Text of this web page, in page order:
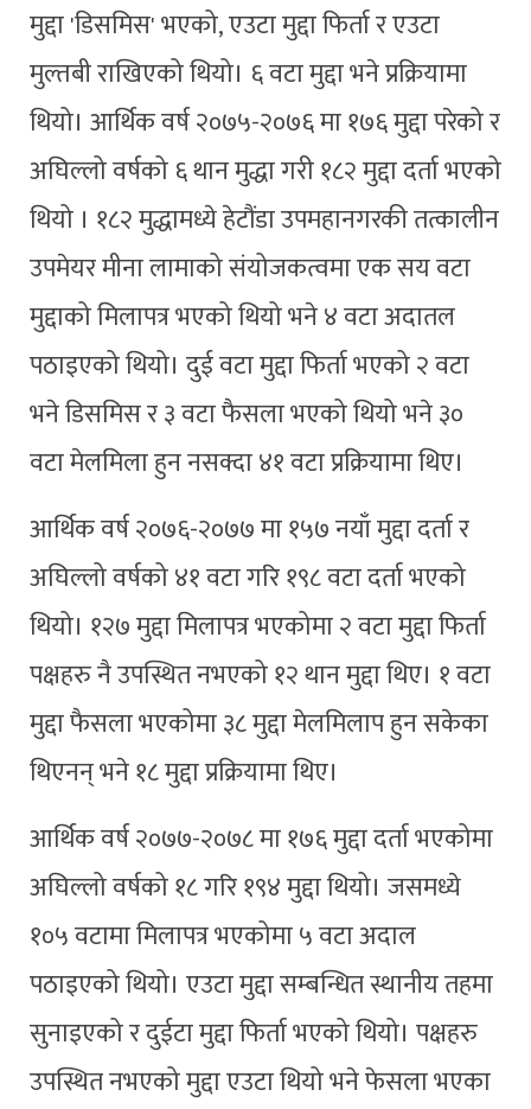
मुद्दा 'डिसमिस' भएको, एउटा मुद्दा फिर्ता र एउटा
मुल्तबी राखिएको थियो। ६ वटा मुद्दा भने प्रक्रियामा
थियो। आर्थिक वर्ष २०७५-२०७६ मा १७६ मुद्दा परेको र
अघिल्लो वर्षको ६ थान मुद्धा गरी १८२ मुद्दा दर्ता भएको
थियो । १८२ मुद्धामध्ये हेटौंडा उपमहानगरकी तत्कालीन
उपमेयर मीना लामाको संयोजकत्वमा एक सय वटा
मुद्दाको मिलापत्र भएको थियो भने ४ वटा अदातल
पठाइएको थियो। दुई वटा मुद्दा फिर्ता भएको २ वटा
भने डिसमिस र ३ वटा फैसला भएको थियो भने ३०
वटा मेलमिला हुन नसक्दा ४१ वटा प्रक्रियामा थिए।
आर्थिक वर्ष २०७६-२०७७ मा १५७ नयाँ मुद्दा दर्ता र
अघिल्लो वर्षको ४१ वटा गरि १९८ वटा दर्ता भएको
थियो। १२७ मुद्दा मिलापत्र भएकोमा २ वटा मुद्दा फिर्ता
पक्षहरु नै उपस्थित नभएको १२ थान मुद्दा थिए। १ वटा
मुद्दा फैसला भएकोमा ३८ मुद्दा मेलमिलाप हुन सकेका
थिएनन् भने १८ मुद्दा प्रक्रियामा थिए।
आर्थिक वर्ष २०७७-२०७८ मा १७६ मुद्दा दर्ता भएकोमा
अघिल्लो वर्षको १८ गरि १९४ मुद्दा थियो। जसमध्ये
१०५ वटामा मिलापत्र भएकोमा ५ वटा अदाल
पठाइएको थियो। एउटा मुद्दा सम्बन्धित स्थानीय तहमा
सुनाइएको र दुईटा मुद्दा फिर्ता भएको थियो। पक्षहरु
उपस्थित नभएको मुद्दा एउटा थियो भने फेसला भएका